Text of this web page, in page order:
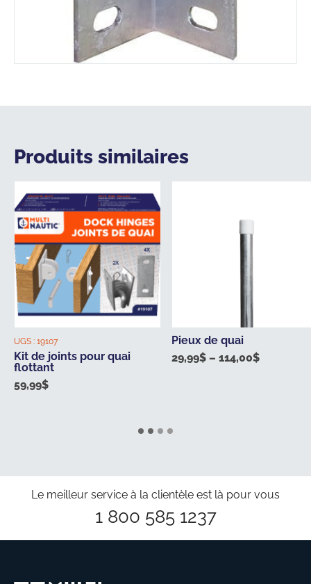
Produits similaires
UGS : 19107
Kit de joints pour quai
flottant
59,99$
Pieux de quai
29,99$ – 114,00$
Le meilleur service à la clientèle est là pour vous
1 800 585 1237